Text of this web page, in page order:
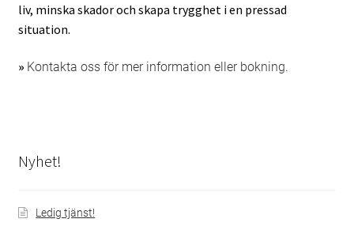
Egenkontroll SBA
Första Hjälpen och HLR
liv, minska skador och skapa trygghet i en pressad
situation.
» Kontakta oss för mer information eller bokning.
Nyhet!
Ledig tjänst!